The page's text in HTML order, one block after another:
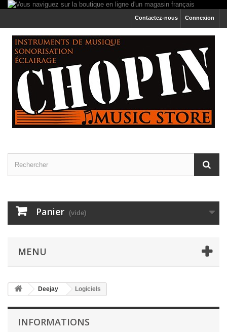
Connexion
Contactez-nous
Panier (vide)
MENU
Deejay Logiciels
INFORMATIONS